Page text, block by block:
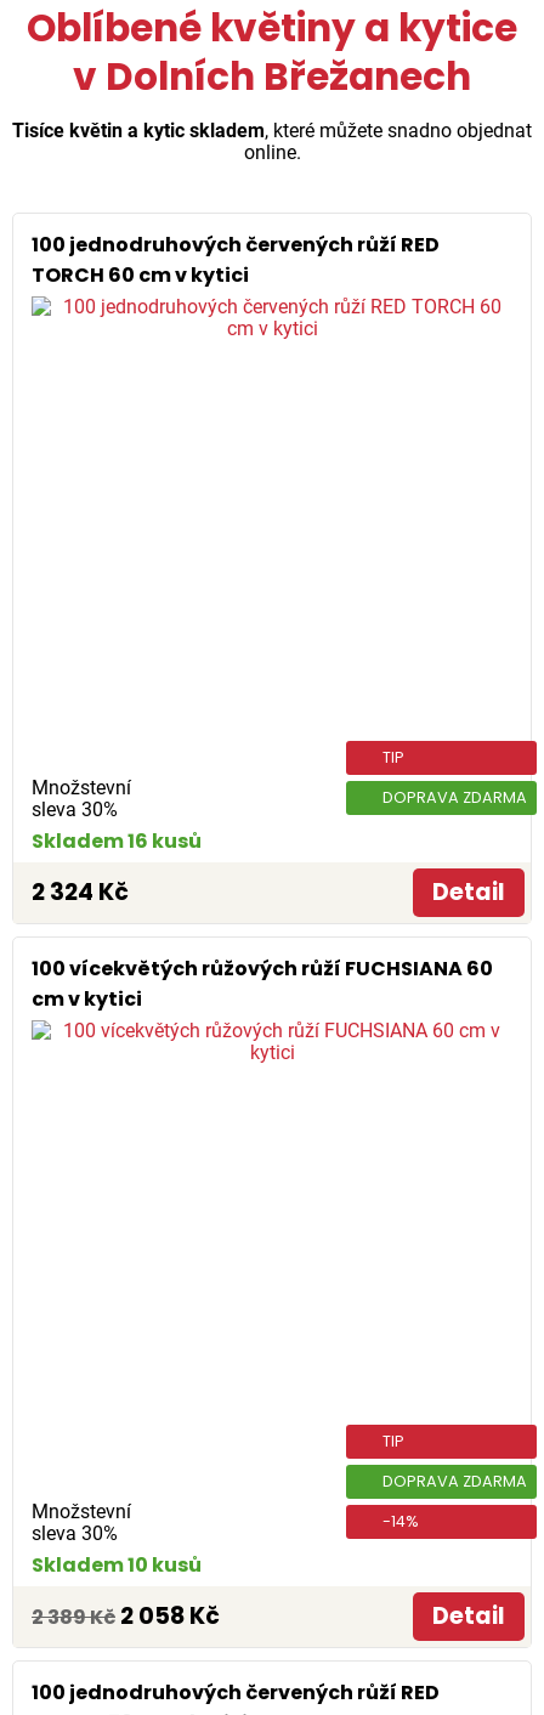
Oblíbené květiny a kytice
v Dolních Břežanech
Tisíce květin a kytic skladem, které můžete snadno objednat
online.
100 jednodruhových červených růží RED
TORCH 60 cm v kytici
Množstevní
sleva 30%
TIP
DOPRAVA ZDARMA
Skladem 16 kusů
2 324 Kč Detail
100 vícekvětých růžových růží FUCHSIANA 60
cm v kytici
Množstevní
sleva 30%
TIP
DOPRAVA ZDARMA
-14%
Skladem 10 kusů
2 389 Kč 2 058 Kč Detail
100 jednodruhových červených růží RED